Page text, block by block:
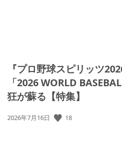
『プロ野球スピリッツ
「2026 WORLD
狂が蘇る【特集】
公
2026年7月16日 18